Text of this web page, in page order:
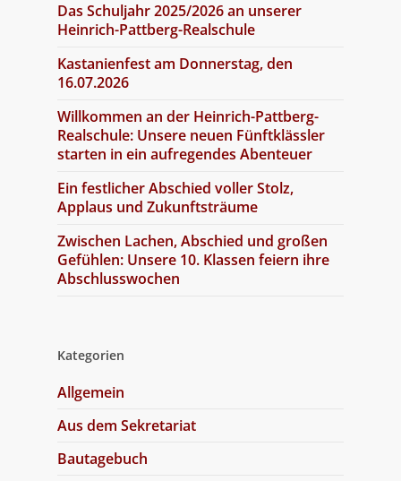
Das Schuljahr 2025/2026 an unserer
Heinrich-Pattberg-Realschule
Kastanienfest am Donnerstag, den
16.07.2026
Willkommen an der Heinrich-Pattberg-
Realschule: Unsere neuen Fünftklässler
starten in ein aufregendes Abenteuer
Ein festlicher Abschied voller Stolz,
Applaus und Zukunftsträume
Zwischen Lachen, Abschied und großen
Gefühlen: Unsere 10. Klassen feiern ihre
Abschlusswochen
Kategorien
Allgemein
Aus dem Sekretariat
Bautagebuch